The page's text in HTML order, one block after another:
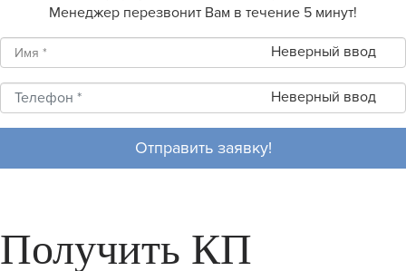
Менеджер перезвонит Вам в течение 5 минут!
Неверный ввод
Неверный ввод
Отправить заявку!
Получить КП